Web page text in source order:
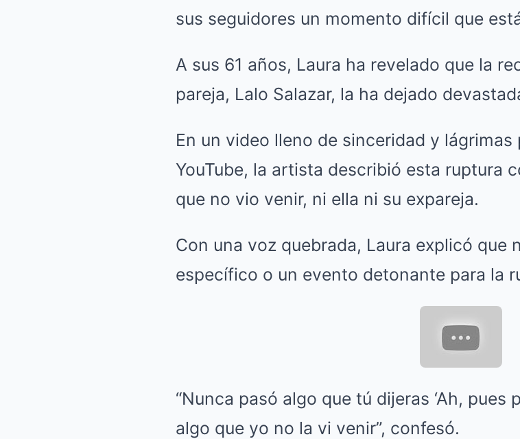
sus seguidores un momento difícil que
A sus 61 años, Laura ha revelado que la
pareja, Lalo Salazar, la ha dejado
En un video lleno de sinceridad y
YouTube, la artista describió esta ruptura
que no vio venir, ni ella ni su expareja.
Con una voz quebrada, Laura explicó que
específico o un evento detonante para la
“Nunca pasó algo que tú dijeras ‘Ah, pues
algo que yo no la vi venir”, confesó.